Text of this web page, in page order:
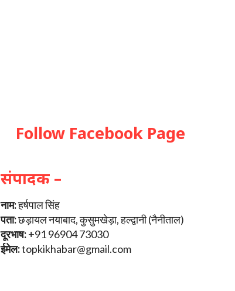
Follow Facebook Page
संपादक –
नाम:हर्षपाल सिंह
पता:छड़ायल नयाबाद, कुसुमखेड़ा, हल्द्वानी (नैनीताल)
दूरभाष:+91 96904 73030
ईमेल:topkikhabar@gmail.com